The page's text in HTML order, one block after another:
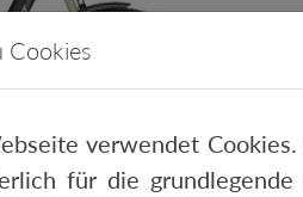
Cookies
verwendet
für die